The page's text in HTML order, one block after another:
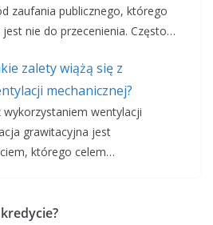
zaufania publicznego, którego
nie do przecenienia. Często…
zalety wiążą się z
mechanicznej?
wykorzystaniem wentylacji
grawitacyjna jest
którego celem…